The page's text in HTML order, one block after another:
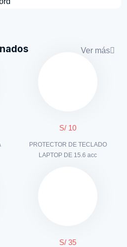
Ver más
S/ 10
PROTECTOR DE TECLADO
LAPTOP DE 15.6 acc
S/ 35